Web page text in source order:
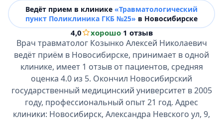
Ведёт прием в клинике «Травматологический
пункт Поликлиника ГКБ №25» в Новосибирске
4,0 хорошо·1 отзыв
Врач травматолог Козынко Алексей Николаевич
ведёт приём в Новосибирске, принимает в одной
клинике, имеет 1 отзыв от пациентов, средняя
оценка 4.0 из 5. Окончил Новосибирский
государственный медицинский университет в 2005
году, профессиональный опыт 21 год. Адрес
клиники: Новосибирск, Александра Невского ул, 9,